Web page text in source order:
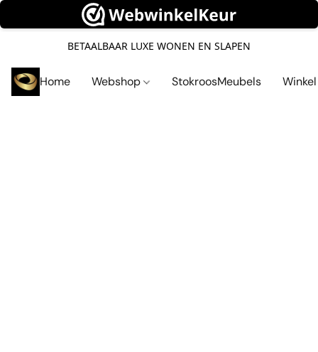
BETAALBAAR LUXE WONEN EN SLAPEN
Home Webshop StokroosMeubels